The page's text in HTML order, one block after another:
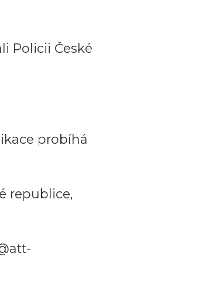
Policii České
probíhá
republice,